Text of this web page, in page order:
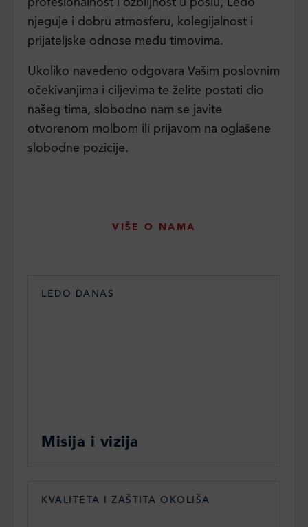
njeguje i dobru atmosferu, kolegijalnost i
prijateljske odnose među timovima.
Ukoliko navedeno odgovara Vašim poslovnim
očekivanjima i ciljevima te želite postati dio
našeg tima, slobodno nam se javite
otvorenom molbom ili prijavom na oglašene
slobodne pozicije.
VIŠE O NAMA
LEDO DANAS
Misija i vizija
KVALITETA I ZAŠTITA OKOLIŠA